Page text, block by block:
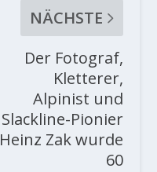
NÄCHSTE
Der Fotograf,
Kletterer,
Alpinist und
Slackline-Pionier
Heinz Zak wurde
60